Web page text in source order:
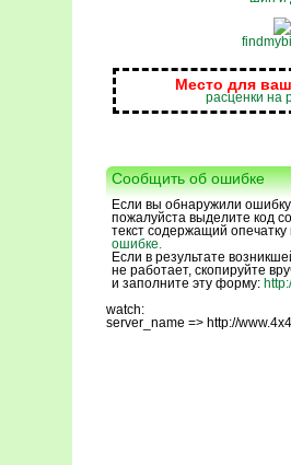
Место для
расценки на
Сообщить об ошибке
Если вы обнаружили
пожалуйста выделите код
текст содержащий опечатку
ошибке.
Если в результате
не работает, скопируйте
и заполните эту форму:
watch:
server_name => http://